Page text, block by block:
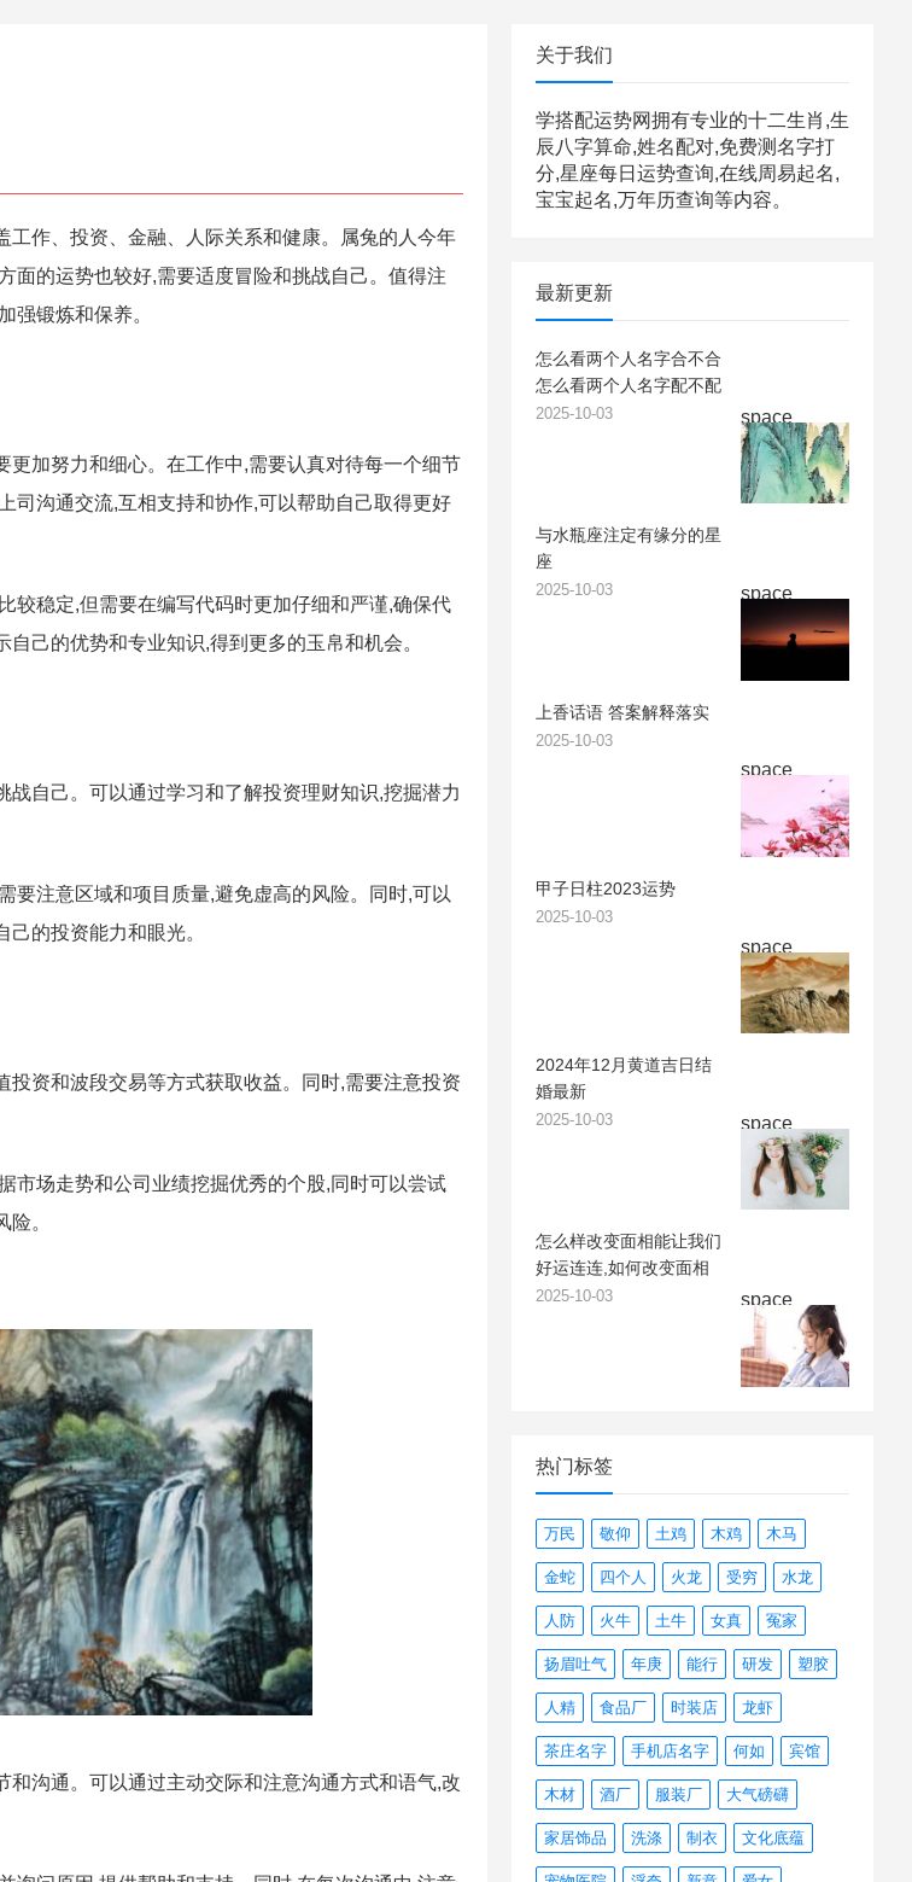
作、投资、金融、人际关系和健康。属兔的人今年
面的运势也较好,需要适度冒险和挑战自己。值得注
强锻炼和保养。
加努力和细心。在工作中,需要认真对待每一个细节
司沟通交流,互相支持和协作,可以帮助自己取得更好
较稳定,但需要在编写代码时更加仔细和严谨,确保代
己的优势和专业知识,得到更多的玉帛和机会。
自己。可以通过学习和了解投资理财知识,挖掘潜力
要注意区域和项目质量,避免虚高的风险。同时,可以
的投资能力和眼光。
资和波段交易等方式获取收益。同时,需要注意投资
市场走势和公司业绩挖掘优秀的个股,同时可以尝试
。
沟通。可以通过主动交际和注意沟通方式和语气,改
关于我们
学搭配运势网拥有专业的十二生肖,生
辰八字算命,姓名配对,免费测名字打
分,星座每日运势查询,在线周易起名,
宝宝起名,万年历查询等内容。
最新更新
space
怎么看两个人名字合不合
怎么看两个人名字配不配
2025-10-03
space
与水瓶座注定有缘分的星
座
2025-10-03
space
上香话语 答案解释落实
2025-10-03
space
甲子日柱2023运势
2025-10-03
space
2024年12月黄道吉日结
婚最新
2025-10-03
space
怎么样改变面相能让我们
好运连连,如何改变面相
2025-10-03
热门标签
万民 敬仰 土鸡 木鸡 木马
金蛇 四个人 火龙 受穷 水龙
人防 火牛 土牛 女真 冤家
扬眉吐气 年庚 能行 研发 塑胶
人精 食品厂 时装店 龙虾
茶庄名字 手机店名字 何如 宾馆
木材 酒厂 服装厂 大气磅礴
家居饰品 洗涤 制衣 文化底蕴